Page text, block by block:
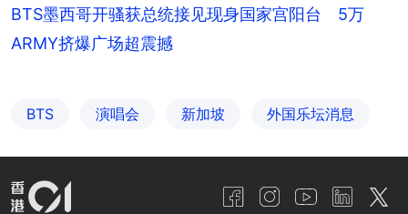
BTS墨西哥开骚获总统接见现身国家宫阳台 5万
ARMY挤爆广场超震撼
BTS 演唱会 新加坡 外国乐坛消息